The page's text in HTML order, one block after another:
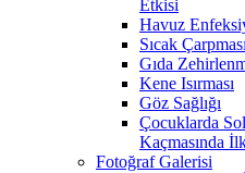
Etkisi
Havuz
Sıcak Çarpması
Gıda
Kene Isırması
Göz Sağlığı
Çocuklarda
Kaçmasında
Fotoğraf Galerisi